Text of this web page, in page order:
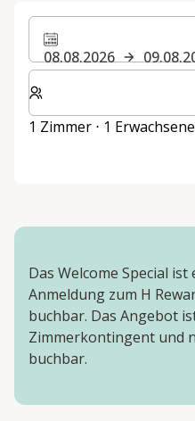
08.08.2026
Wählen Sie die Anzahl
1 Zimmer ⋅ 1
Das Welcome Special
Anmeldung zum H
buchbar. Das Angebot
Zimmerkontingent und
buchbar.